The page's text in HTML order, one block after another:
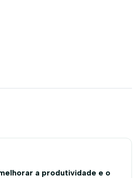
a produtividade e o